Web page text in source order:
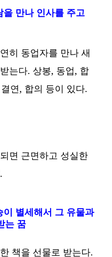
만나 인사를 주고
히 동업자를 만나 새
는다. 상봉, 동업, 합
연, 합의 등이 있다.
면 근면하고 성실한
별세해서 그 유물과
는 꿈
책을 선물로 받는다.